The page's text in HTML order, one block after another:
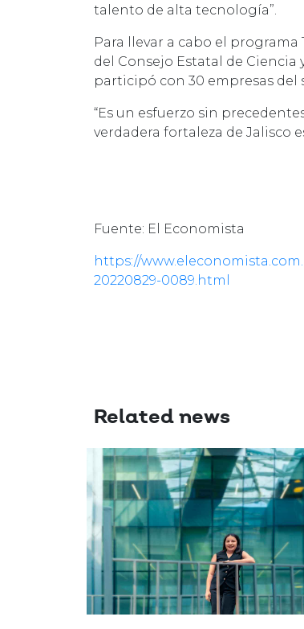
talento de alta tecnología”.
Para llevar a cabo el programa
del Consejo Estatal de Ciencia
participó con 30 empresas del
“Es un esfuerzo sin
verdadera fortaleza de Jalisco
Fuente: El Economista
https://
20220829-0089.html
Related news